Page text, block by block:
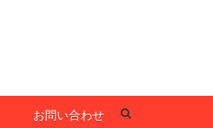
お問い合わせ